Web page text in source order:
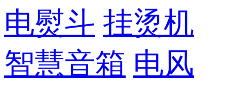
电熨斗 挂烫机
智慧音箱 电风